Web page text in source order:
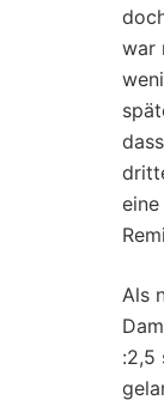
war
Als
:2,5